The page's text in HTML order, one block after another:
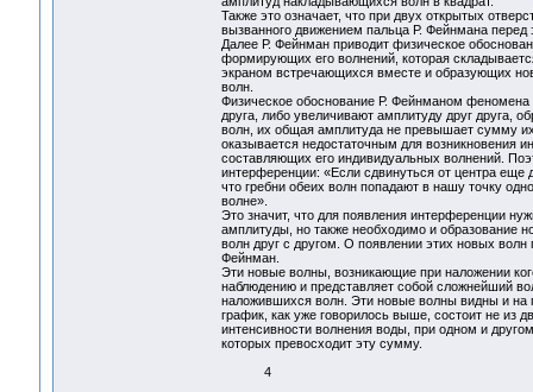
Также это означает, что при двух открытых
вызванного движением пальца Р. Фейнмана перед
Далее Р. Фейнман приводит физическое
формирующих его волнений, которая
экраном встречающихся вместе и образующих
волн.
Физическое обоснование Р. Фейнманом феномена
друга, либо увеличивают амплитуду друг друга,
волн, их общая амплитуда не превышает сумму
оказывается недостаточным для возникновения
составляющих его индивидуальных волнений.
интерференции: «Если сдвинуться от центра еще
что гребни обеих волн попадают в нашу точку
волне».
Это значит, что для появления интерференции
амплитуды, но также необходимо и образование
волн друг с другом. О появлении этих новых
Фейнман.
Эти новые волны, возникающие при наложении
наблюдению и представляет собой сложнейший
наложившихся волн. Эти новые волны видны и на
график, как уже говорилось выше, состоит не из
интенсивности волнения воды, при одном и
которых превосходит эту сумму.
4